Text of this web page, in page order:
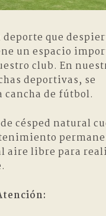
que
un espacio
club. En
deportivas, se
cancha de fútbol.
césped natural
aire libre para